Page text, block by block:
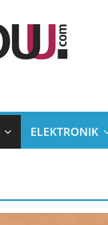
ELEKTRONIK